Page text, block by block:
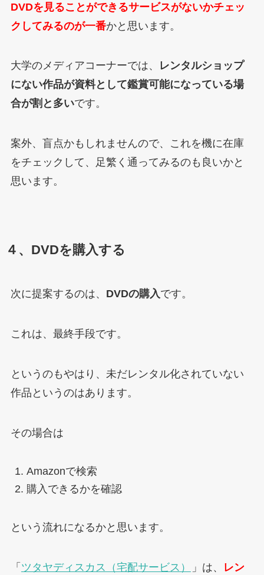
DVDを見ることができるサービスがないかチェッ
クしてみるのが一番かと思います。
大学のメディアコーナーでは、
レンタルショップ
にない作品が資料として鑑賞可能になっている場
合が割と多いです。
案外、盲点かもしれませんので、これを機に在庫
をチェックして、足繁く通ってみるのも良いかと
思います。
４、DVDを購入する
次に提案するのは、 DVDの購入です。
これは、最終手段です。
というのもやはり、未だレンタル化されていない
作品というのはあります。
その場合は
Amazonで検索
購入できるかを確認
という流れになるかと思います。
「 ツタヤディスカス（宅配サービス） 」は、 レン